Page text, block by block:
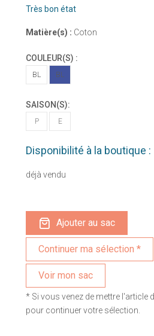
Très bon état
Matière(s) : Coton
COULEUR(S) :
BL BL
SAISON(S):
P E
Disponibilité à la boutique :
déjà vendu
Ajouter au sac
Voir mon sac
* Si vous venez de mettre l'article
pour continuer votre sélection.